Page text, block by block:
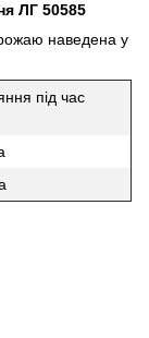
ЛГ 50585
наведена у
під час